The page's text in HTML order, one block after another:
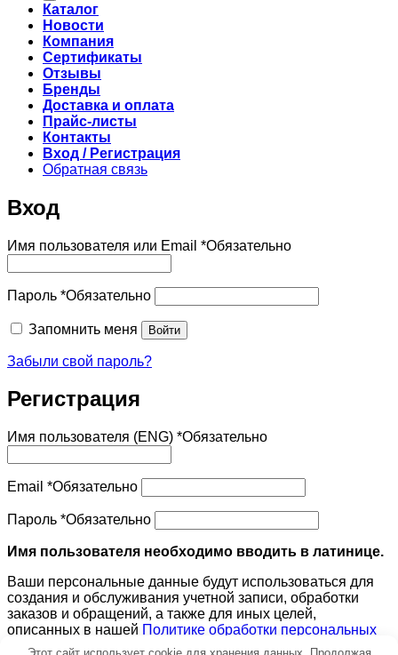
Каталог
Новости
Компания
Сертификаты
Отзывы
Бренды
Доставка и оплата
Прайс-листы
Контакты
Вход / Регистрация
Обратная связь
Вход
Имя пользователя или Email *Обязательно
Пароль *Обязательно
Запомнить меня Войти
Забыли свой пароль?
Регистрация
Имя пользователя (ENG) *Обязательно
Email *Обязательно
Пароль *Обязательно
Имя пользователя необходимо вводить в латинице.
Ваши персональные данные будут использоваться для
создания и обслуживания учетной записи, обработки
заказов и обращений, а также для иных целей,
описанных в нашей Политике обработки персональных
данных